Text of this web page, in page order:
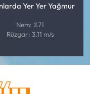
Yer Yer Yağmur
Nem: %71
Rüzgar: 3.11 m/s